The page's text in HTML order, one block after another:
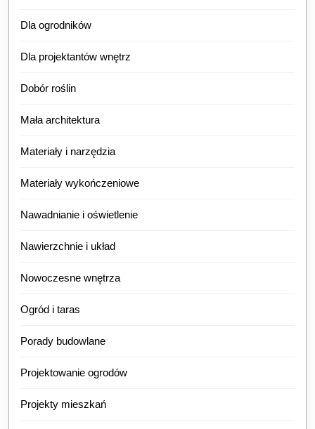
Dla ogrodników
Dla projektantów wnętrz
Dobór roślin
Mała architektura
Materiały i narzędzia
Materiały wykończeniowe
Nawadnianie i oświetlenie
Nawierzchnie i układ
Nowoczesne wnętrza
Ogród i taras
Porady budowlane
Projektowanie ogrodów
Projekty mieszkań